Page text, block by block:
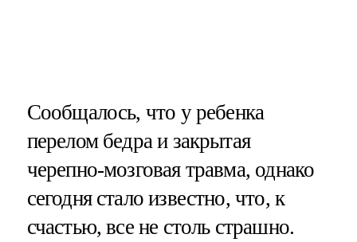
Сообщалось, что у ребенка
перелом бедра и закрытая
черепно-мозговая травма, однако
сегодня стало известно, что, к
счастью, все не столь страшно.